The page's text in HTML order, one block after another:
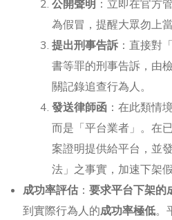
公開聲明 ：立即在官方
為假冒，提醒大眾勿上當
提出刑事告訴 ：直接對
書等罪的刑事告訴，由
關記錄追查行為人。
發送律師函 ：在此類情
而是「平台業者」。在
案證明提供給平台，並
法」之事實，加速下架
成功率評估 ： 要求平台下架的
到實際行為人的成功率極低。